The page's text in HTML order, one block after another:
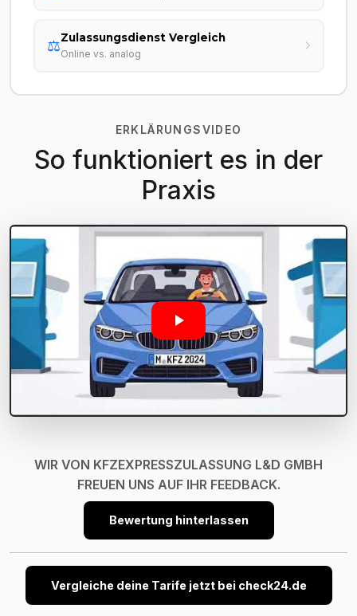
⚖️Zulassungsdienst Vergleich
Online vs. analog
ERKLÄRUNGSVIDEO
So funktioniert es in der
Praxis
WIR VON KFZEXPRESSZULASSUNG L&D GMBH
FREUEN UNS AUF IHR FEEDBACK.
Bewertung hinterlassen
Vergleiche deine Tarife jetzt bei check24.de